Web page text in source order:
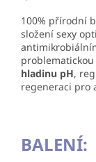
100% přírodní
složení sexy
hladinu pH,
regeneraci pro
BALENÍ: